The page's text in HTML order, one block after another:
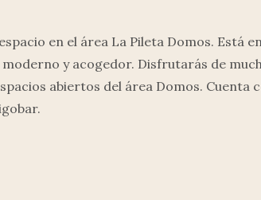
en el área La Pileta Domos. Está
y acogedor. Disfrutarás de
abiertos del área Domos. Cuenta